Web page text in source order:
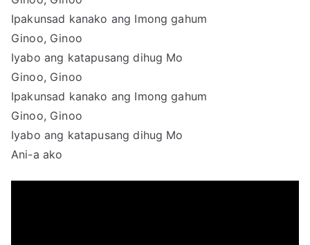
Ipakunsad kanako ang Imong gahum
Ginoo, Ginoo
Iyabo ang katapusang dihug Mo
Ginoo, Ginoo
Ipakunsad kanako ang Imong gahum
Ginoo, Ginoo
Iyabo ang katapusang dihug Mo
Ani-a ako